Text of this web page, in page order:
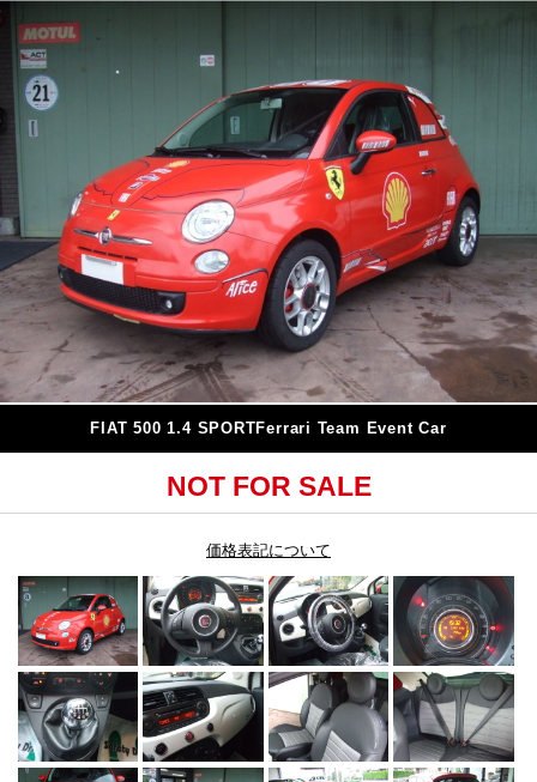
FIAT 500 1.4 SPORTFerrari Team Event Car
NOT FOR SALE
価格表記について